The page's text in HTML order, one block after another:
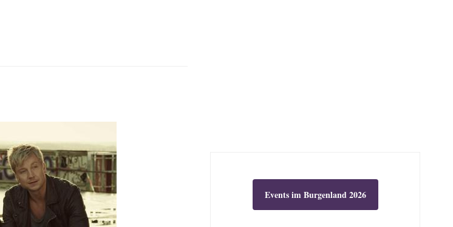
Events im Burgenland 2026